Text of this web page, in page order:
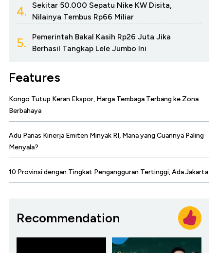
4.
Sekitar 50.000 Sepatu Nike KW Disita,
Nilainya Tembus Rp66 Miliar
5.
Pemerintah Bakal Kasih Rp26 Juta Jika
Berhasil Tangkap Lele Jumbo Ini
Features
Kongo Tutup Keran Ekspor, Harga Tembaga Terbang ke Zona
Berbahaya
Adu Panas Kinerja Emiten Minyak RI, Mana yang Cuannya Paling
Menyala?
10 Provinsi dengan Tingkat Pengangguran Tertinggi, Ada Jakarta
Recommendation